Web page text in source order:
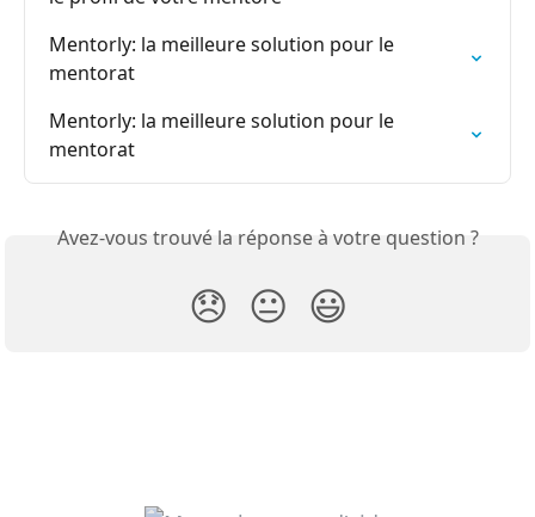
Mentorly: la meilleure solution pour le
mentorat
Mentorly: la meilleure solution pour le
mentorat
Avez-vous trouvé la réponse à votre question ?
😞 😐 😃